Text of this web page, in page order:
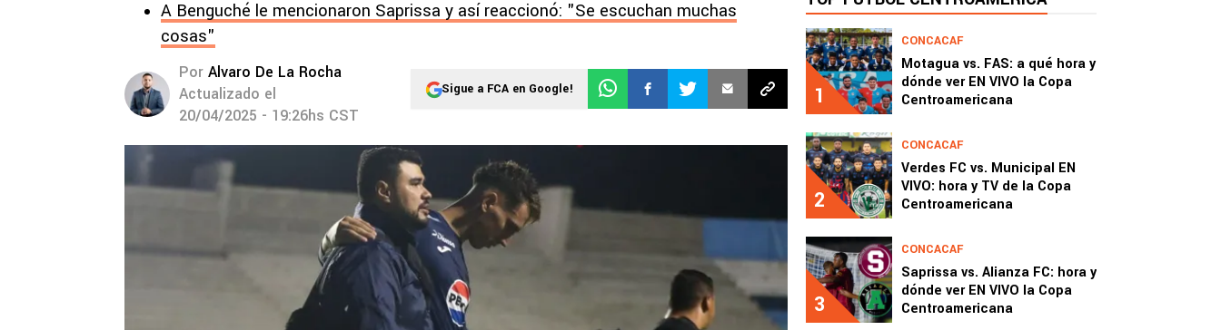
A Benguché le mencionaron Saprissa y así reaccionó: "Se escuchan muchas
cosas"
Por Alvaro De La Rocha
Actualizado el
20/04/2025 - 19:26hs CST
Sigue a FCA en Google! 1
CONCACAF
Motagua vs. FAS: a qué hora y
dónde ver EN VIVO la Copa
Centroamericana
2
CONCACAF
Verdes FC vs. Municipal EN
VIVO: hora y TV de la Copa
Centroamericana
3
CONCACAF
Saprissa vs. Alianza FC: hora y
dónde ver EN VIVO la Copa
Centroamericana